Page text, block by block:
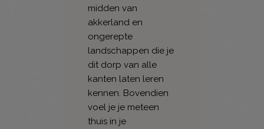
midden van
akkerland en
ongerepte
landschappen die je
dit dorp van alle
kanten laten leren
kennen. Bovendien
voel je je meteen
thuis in je